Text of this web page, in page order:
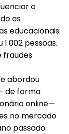
o
os
educacionais.
pessoas.
fraudes
abordou
de forma
online—
no mercado
passado.